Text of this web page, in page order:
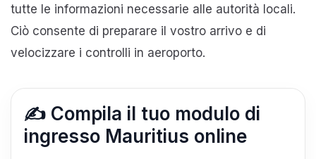
tutte le informazioni necessarie alle autorità locali.
Ciò consente di preparare il vostro arrivo e di
velocizzare i controlli in aeroporto.
✍️ Compila il tuo modulo di
ingresso Mauritius online